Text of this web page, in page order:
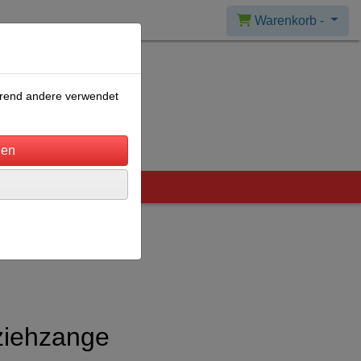
Warenkorb -
andere verwendet